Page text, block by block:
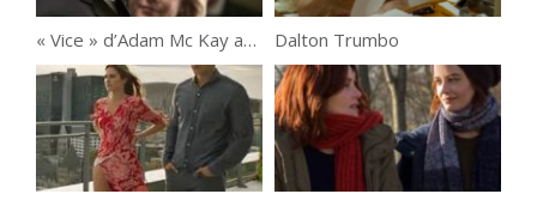
« Vice » d’Adam Mc Kay avec Christian Bale Dalton Trumbo